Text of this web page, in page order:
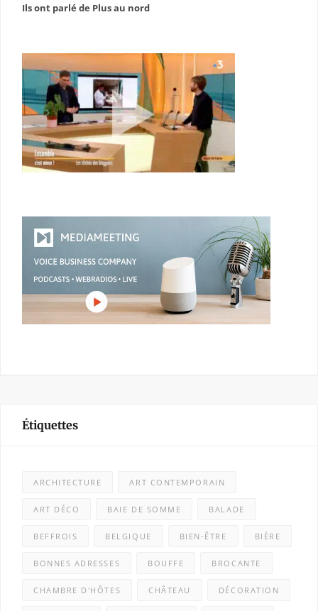
Ils ont parlé de Plus au nord
Étiquettes
ARCHITECTURE ART CONTEMPORAIN
ART DÉCO BAIE DE SOMME BALADE
BEFFROIS BELGIQUE BIEN-ÊTRE BIÈRE
BONNES ADRESSES BOUFFE BROCANTE
CHAMBRE D'HÔTES CHÂTEAU DÉCORATION